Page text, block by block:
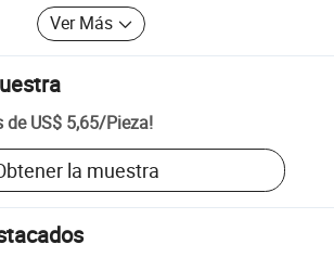
Ver Más
de US$ 5,65/Pieza!
la muestra